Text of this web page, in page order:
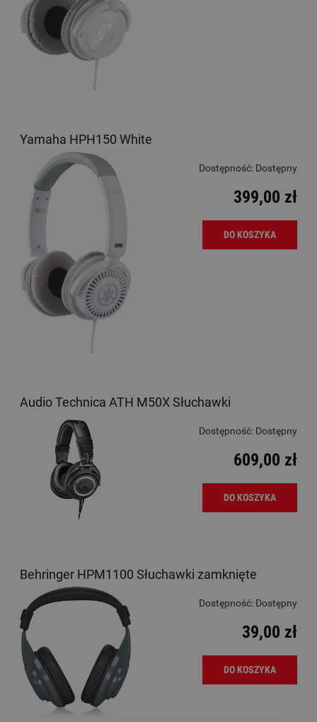
Yamaha HPH150 White
Dostępność: Dostępny
399,00 zł
DO KOSZYKA
Audio Technica ATH M50X Słuchawki
Dostępność: Dostępny
609,00 zł
DO KOSZYKA
Behringer HPM1100 Słuchawki zamknięte
Dostępność: Dostępny
39,00 zł
DO KOSZYKA